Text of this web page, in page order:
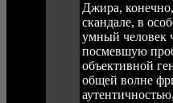
Джира,
скандале, в
умный человек
посмевшую
объективной
общей волне